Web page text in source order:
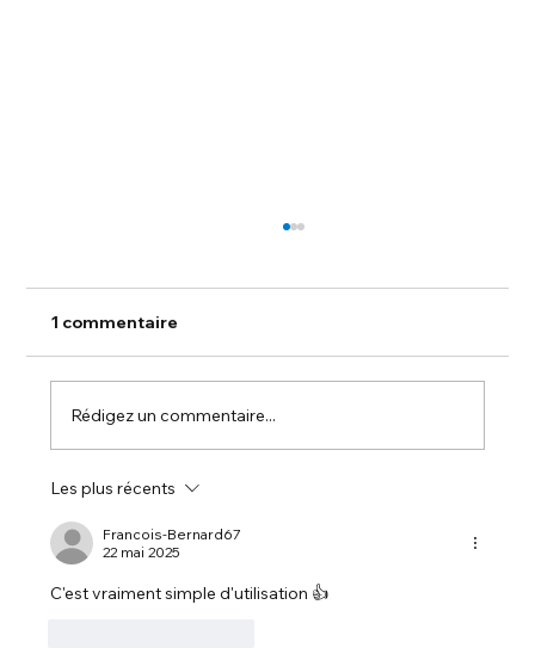
l’Habitat et des Technologies / Salon
Habitat Alsace
1 commentaire
Rédigez un commentaire...
Les plus récents
Francois-Bernard67
22 mai 2025
C'est vraiment simple d'utilisation 👍